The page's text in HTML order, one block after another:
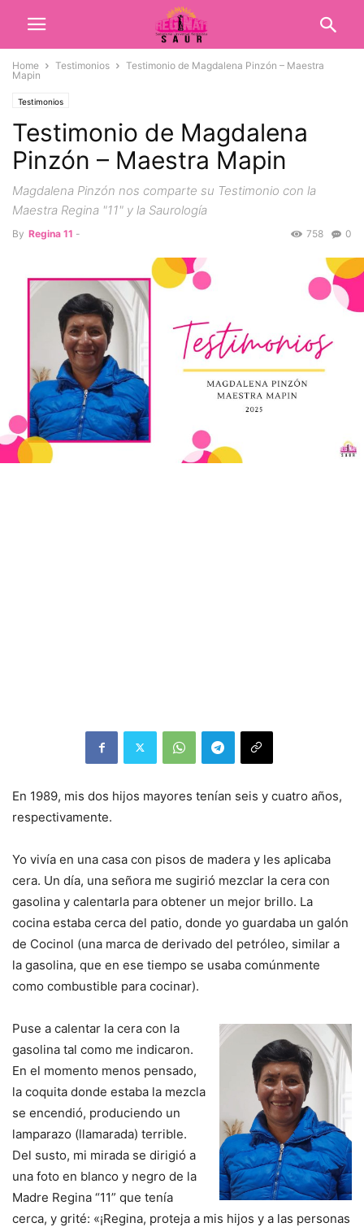
Home Testimonios
Testimonio de Magdalena Pinzón – Maestra
Mapin
Testimonios
Testimonio de Magdalena
Pinzón – Maestra Mapin
Magdalena Pinzón nos comparte su Testimonio con la
Maestra Regina "11" y la Saurología
By Regina 11 - 0
758
En 1989, mis dos hijos mayores tenían seis y cuatro años,
respectivamente.
Yo vivía en una casa con pisos de madera y les aplicaba
cera. Un día, una señora me sugirió mezclar la cera con
gasolina y calentarla para obtener un mejor brillo. La
cocina estaba cerca del patio, donde yo guardaba un galón
de Cocinol (una marca de derivado del petróleo, similar a
la gasolina, que en ese tiempo se usaba comúnmente
como combustible para cocinar).
Puse a calentar la cera con la
gasolina tal como me indicaron.
En el momento menos pensado,
la coquita donde estaba la mezcla
se encendió, produciendo un
lamparazo (llamarada) terrible.
Del susto, mi mirada se dirigió a
una foto en blanco y negro de la
Madre Regina “11” que tenía
cerca, y grité: «¡Regina, proteja a mis hijos y a las personas